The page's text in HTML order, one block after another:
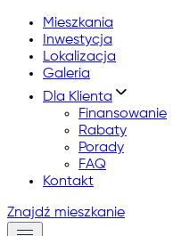
Mieszkania
Inwestycja
Lokalizacja
Galeria
Dla Klienta
Finansowanie
Rabaty
Porady
FAQ
Kontakt
Znajdź mieszkanie